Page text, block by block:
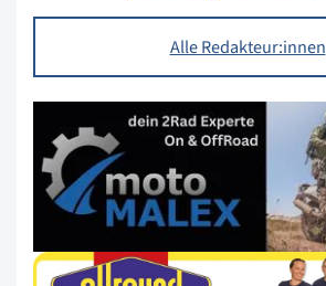
Alle Redakteur:innen